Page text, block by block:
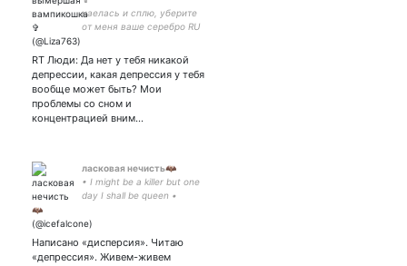
наелась и сплю, уберите
от меня ваше серебро RU
here:
RT Люди: Да нет у тебя никакой
депрессии, какая депрессия у тебя
вообще может быть? Мои
проблемы со сном и
концентрацией вним…
ласковая нечисть🦇
• I might be a killer but one
day I shall be queen •
одиночества и любви к
Написано «дисперсия». Читаю
«депрессия». Живем-живем